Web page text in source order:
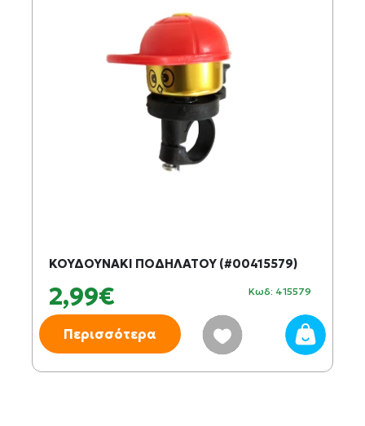
ΚΟΥΔΟΥΝΑΚΙ ΠΟΔΗΛΑΤΟΥ (#00415579)
2,99€ Κωδ: 415579
Περισσότερα